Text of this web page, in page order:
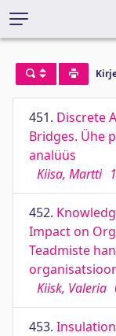
451. Discrete
Bridges. Ühe
analüüs
Kiisa, Martti
452.
Impact on
Teadmiste
Kiisk, Valeria
453.